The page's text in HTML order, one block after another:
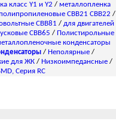
класс Y1 и Y2 / металлопленка
CBB21 CBB22 /
CBB81 / для двигателей
CBB65 / Полистирольные
конденсаторы
/ Неполярные /
для ЖК / Низкоимпедансные /
Серия RC